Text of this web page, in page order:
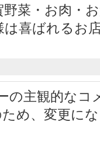
菜・お肉・
は喜ばれるお
の主観的なコ
め、変更に